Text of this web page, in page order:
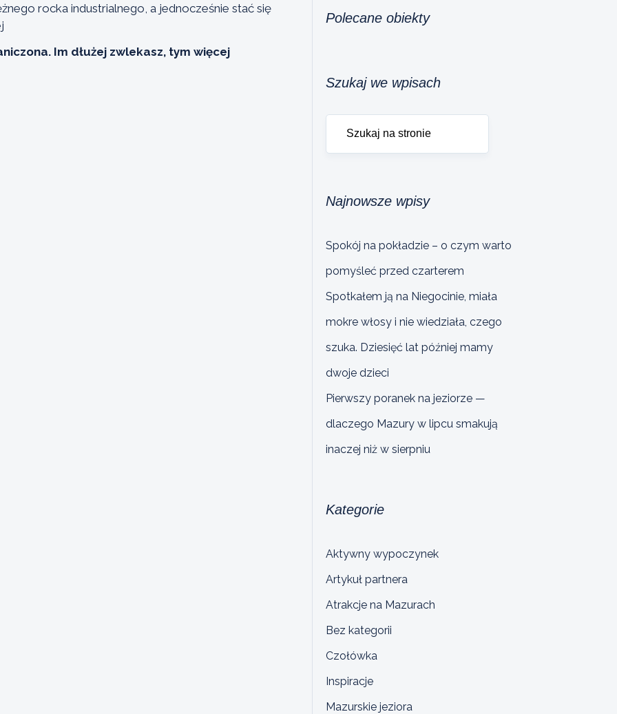
rocka industrialnego, a jednocześnie stać się
Im dłużej zwlekasz, tym więcej
Polecane obiekty
Szukaj we wpisach
Najnowsze wpisy
Spokój na pokładzie – o czym warto
pomyśleć przed czarterem
Spotkałem ją na Niegocinie, miała
mokre włosy i nie wiedziała, czego
szuka. Dziesięć lat później mamy
dwoje dzieci
Pierwszy poranek na jeziorze —
dlaczego Mazury w lipcu smakują
inaczej niż w sierpniu
Kategorie
Aktywny wypoczynek
Artykuł partnera
Atrakcje na Mazurach
Bez kategorii
Czołówka
Inspiracje
Mazurskie jeziora